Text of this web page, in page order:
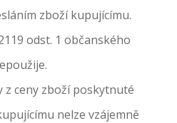
zboží kupujícímu.
odst. 1 občanského
z ceny zboží poskytnuté
nelze vzájemně